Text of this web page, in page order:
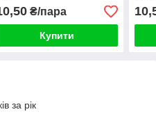
₴/пара
Купити
за рік